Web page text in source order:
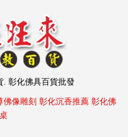
彰化佛具百貨批發
佛像雕刻 彰化沉香推薦 彰化佛